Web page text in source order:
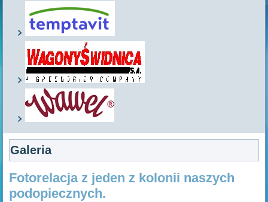
Galeria
Fotorelacja z jeden z kolonii naszych
podopiecznych.